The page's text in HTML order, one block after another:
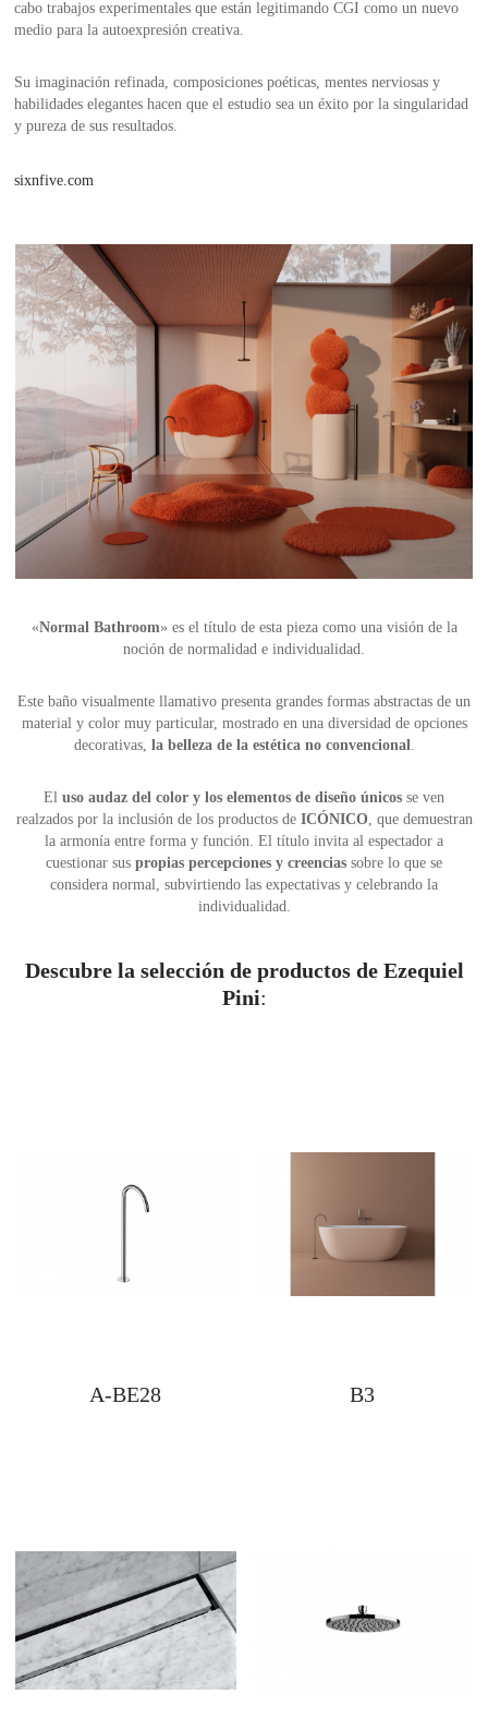
cabo trabajos experimentales que están legitimando CGI como un nuevo
medio para la autoexpresión creativa.
Su imaginación refinada, composiciones poéticas, mentes nerviosas y
habilidades elegantes hacen que el estudio sea un éxito por la singularidad
y pureza de sus resultados.
sixnfive.com
«Normal Bathroom» es el título de esta pieza como una visión de la
noción de normalidad e individualidad.
Este baño visualmente llamativo presenta grandes formas abstractas de un
material y color muy particular, mostrado en una diversidad de opciones
decorativas, la belleza de la estética no convencional.
El uso audaz del color y los elementos de diseño únicos se ven
realzados por la inclusión de los productos de ICÓNICO, que demuestran
la armonía entre forma y función. El título invita al espectador a
cuestionar sus propias percepciones y creencias sobre lo que se
considera normal, subvirtiendo las expectativas y celebrando la
individualidad.
Descubre la selección de productos de Ezequiel
Pini:
A-BE28 B3